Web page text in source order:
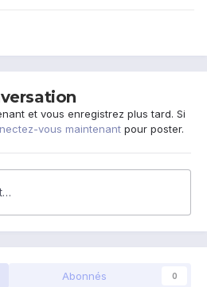
et vous enregistrez plus tard. Si
vous maintenant pour poster.
Abonnés 0